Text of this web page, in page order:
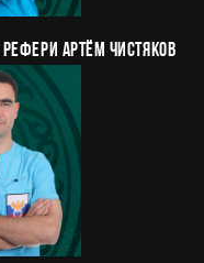
Артём Чистяков